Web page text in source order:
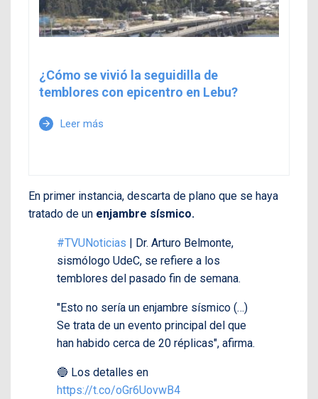
¿Cómo se vivió la seguidilla de
temblores con epicentro en Lebu?
arrow_forward Leer más
En primer instancia, descarta de plano que se haya
tratado de un enjambre sísmico.
#TVUNoticias | Dr. Arturo Belmonte,
sismólogo UdeC, se refiere a los
temblores del pasado fin de semana.
"Esto no sería un enjambre sísmico (…)
Se trata de un evento principal del que
han habido cerca de 20 réplicas", afirma.
🔵 Los detalles en
https://t.co/oGr6UovwB4